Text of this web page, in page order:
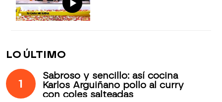
LO ÚLTIMO
1
Sabroso y sencillo: así cocina
Karlos Arguiñano pollo al curry
con coles salteadas